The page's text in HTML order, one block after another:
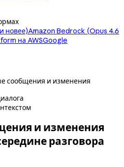
новее)Amazon Bedrock (Opus 4.6
на AWSGoogle
сообщения и изменения
и изменения
разговора